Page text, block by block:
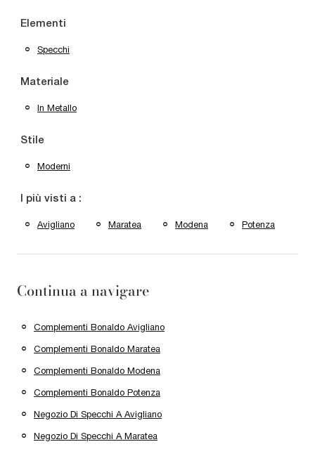
Elementi
Specchi
Materiale
In Metallo
Stile
Moderni
I più visti a :
Avigliano Maratea Modena Potenza
Continua a navigare
Complementi Bonaldo Avigliano
Complementi Bonaldo Maratea
Complementi Bonaldo Modena
Complementi Bonaldo Potenza
Negozio Di Specchi A Avigliano
Negozio Di Specchi A Maratea